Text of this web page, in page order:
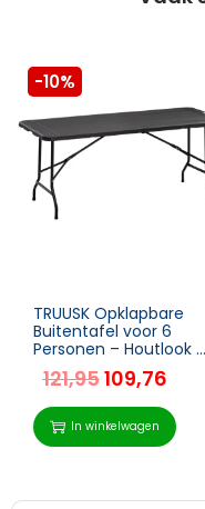
-10%
TRUUSK Opklapbare
Buitentafel voor 6
Personen – Houtlook –
Donkergrijs – 180 x 75,5
x 73 cm
121,95109,76
In winkelwagen